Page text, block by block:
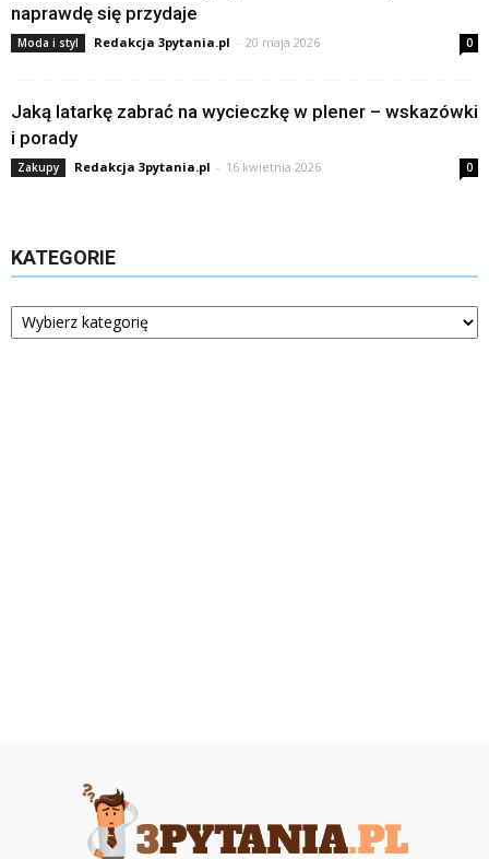
naprawdę się przydaje
Moda i styl Redakcja 3pytania.pl - 20 maja 2026 0
Jaką latarkę zabrać na wycieczkę w plener – wskazówki
i porady
Zakupy Redakcja 3pytania.pl - 16 kwietnia 2026 0
KATEGORIE
Kategorie